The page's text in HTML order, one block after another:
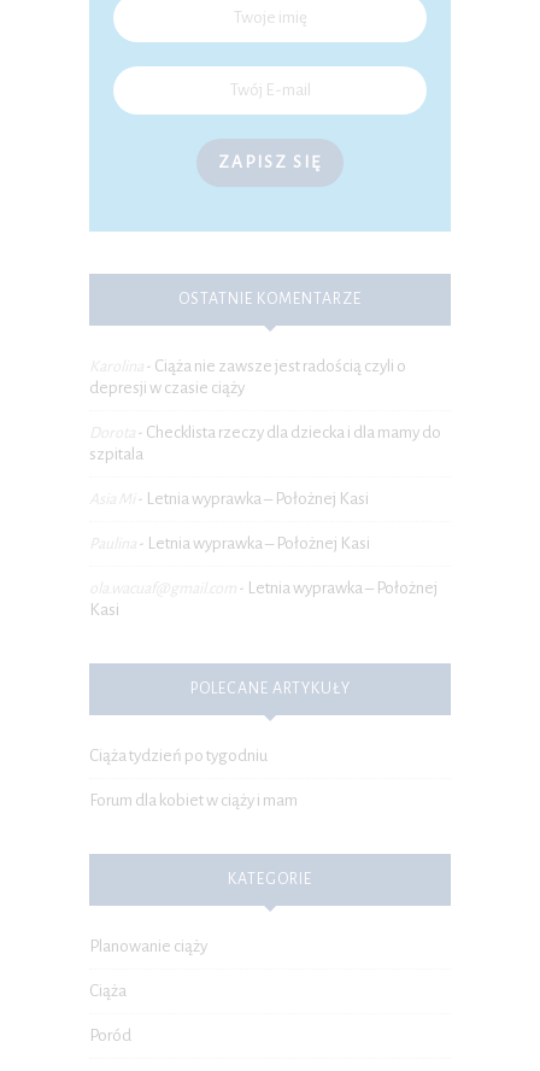
ZAPISZ SIĘ
OSTATNIE KOMENTARZE
Karolina - Ciąża nie zawsze jest radością czyli o
depresji w czasie ciąży
Dorota - Checklista rzeczy dla dziecka i dla mamy do
szpitala
Asia Mi - Letnia wyprawka – Położnej Kasi
Paulina - Letnia wyprawka – Położnej Kasi
ola.wacuaf@gmail.com - Letnia wyprawka – Położnej
Kasi
POLECANE ARTYKUŁY
Ciąża tydzień po tygodniu
Forum dla kobiet w ciąży i mam
KATEGORIE
Planowanie ciąży
Ciąża
Poród